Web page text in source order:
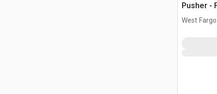
Pusher -
West